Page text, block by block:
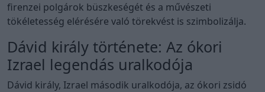
firenzei polgárok büszkeségét és a művészeti
tökéletesség elérésére való törekvést is szimbolizálja.
Dávid király története: Az ókori
Izrael legendás uralkodója
Dávid király, Izrael második uralkodója, az ókori zsidó